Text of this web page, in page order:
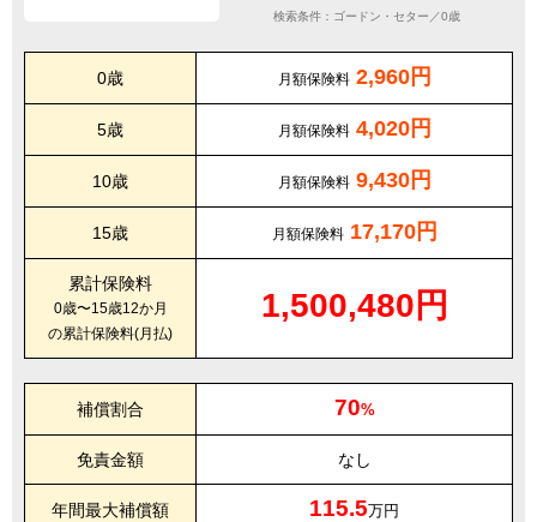
検索条件：ゴードン・セター／0歳
0歳 月額保険料 2,960円
5歳 月額保険料 4,020円
10歳 月額保険料 9,430円
15歳 月額保険料 17,170円
累計保険料
0歳〜15歳12か月
の累計保険料(月払)
1,500,480円
補償割合 70%
免責金額 なし
年間最大補償額 115.5万円